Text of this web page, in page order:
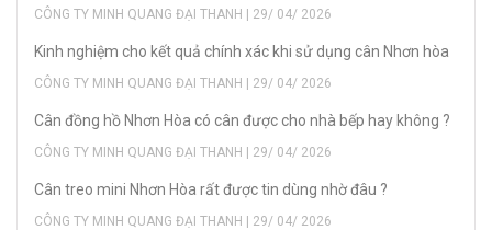
CÔNG TY MINH QUANG ĐẠI THANH | 29/ 04/ 2026
Kinh nghiệm cho kết quả chính xác khi sử dụng cân Nhơn hòa
CÔNG TY MINH QUANG ĐẠI THANH | 29/ 04/ 2026
Cân đồng hồ Nhơn Hòa có cân được cho nhà bếp hay không ?
CÔNG TY MINH QUANG ĐẠI THANH | 29/ 04/ 2026
Cân treo mini Nhơn Hòa rất được tin dùng nhờ đâu ?
CÔNG TY MINH QUANG ĐẠI THANH | 29/ 04/ 2026